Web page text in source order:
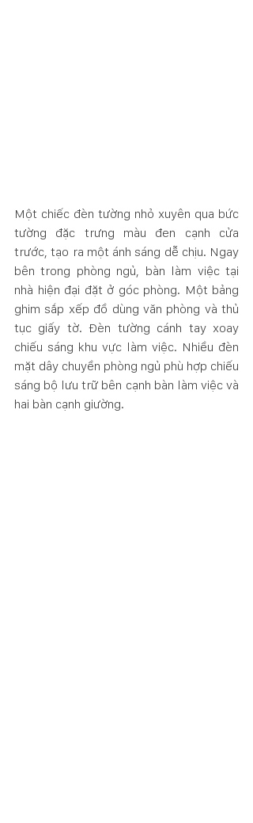
Một chiếc đèn tường nhỏ xuyên qua bức
tường đặc trưng màu đen cạnh cửa
trước, tạo ra một ánh sáng dễ chịu. Ngay
bên trong phòng ngủ, bàn làm việc tại
nhà hiện đại đặt ở góc phòng. Một bảng
ghim sắp xếp đồ dùng văn phòng và thủ
tục giấy tờ. Đèn tường cánh tay xoay
chiếu sáng khu vực làm việc. Nhiều đèn
mặt dây chuyền phòng ngủ phù hợp chiếu
sáng bộ lưu trữ bên cạnh bàn làm việc và
hai bàn cạnh giường.